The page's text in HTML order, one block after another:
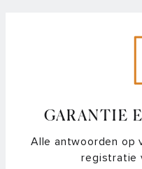
Waar vind ik een
Waarom geeft mijn oven
Waarom komt er stoom
GARANTIE
Alle antwoorden op
registratie